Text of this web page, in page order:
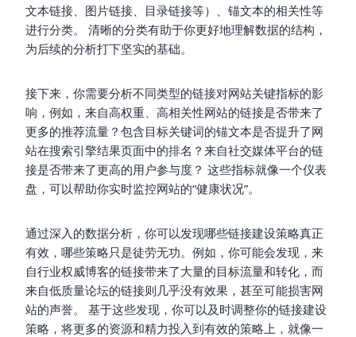
文本链接、图片链接、目录链接等）、锚文本的相关性等
进行分类。 清晰的分类有助于你更好地理解数据的结构，
为后续的分析打下坚实的基础。
接下来，你需要分析不同类型的链接对网站关键指标的影
响，例如，来自高权重、高相关性网站的链接是否带来了
更多的推荐流量？包含目标关键词的锚文本是否提升了网
站在搜索引擎结果页面中的排名？来自社交媒体平台的链
接是否带来了更高的用户参与度？ 这些指标就像一个仪表
盘，可以帮助你实时监控网站的“健康状况”。
通过深入的数据分析，你可以发现哪些链接建设策略真正
有效，哪些策略只是徒劳无功。例如，你可能会发现，来
自行业权威博客的链接带来了大量的目标流量和转化，而
来自低质量论坛的链接则几乎没有效果，甚至可能损害网
站的声誉。 基于这些发现，你可以及时调整你的链接建设
策略，将更多的资源和精力投入到有效的策略上，就像一